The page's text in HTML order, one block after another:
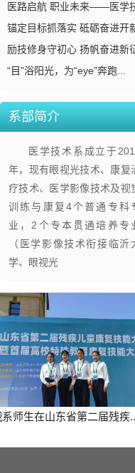
医路启航 职业未来——医学
锚定目标抓落实 砥砺奋进开
励技修身守初心 扬帆奋进新
“目”浴阳光，为“eye”奔跑...
系部简介
医学技术系成立于
年，现有眼视光技术、康复
疗技术、医学影像技术及视
训练与康复4个普通专科
业，2个专本贯通培养专
（医学影像技术衔接临沂
学、眼视光
生在山东省第二届残疾...